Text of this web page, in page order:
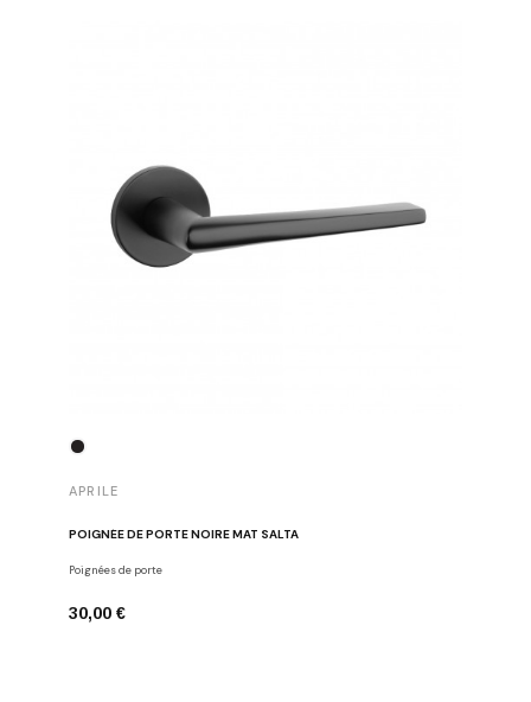
APRILE
POIGNÉE DE PORTE NOIRE MAT SALTA
Poignées de porte
30,00 €